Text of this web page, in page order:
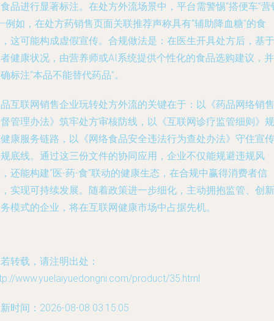
品进行显著标注。在处方外流场景中，平台需警惕“搭便车”营
如，在处方药销售页面关联推荐声称具有“辅助降血糖”的食
这可能构成虚假宣传。合规做法是：在医生开具处方后，基于
健康状况，由营养师或AI系统提供个性化的食品选购建议，并
标注“本品不能替代药品”。
互联网销售企业玩转处方外流的关键在于：以《药品网络销售
管理办法》筑牢处方审核防线，以《互联网诊疗监管细则》规
康服务链路，以《网络食品安全违法行为查处办法》守住宣传
底线。通过这三份文件的协同应用，企业不仅能规避违规风
还能构建“医-药-食”联动的健康生态，在合规中赢得消费者信
实现可持续发展。随着政策进一步细化，主动拥抱监管、创新
模式的企业，将在互联网健康市场中占据先机。
转载，请注明出处：
www.yuelaiyuedongni.com/product/35.html
时间：2026-08-08 03:15:05